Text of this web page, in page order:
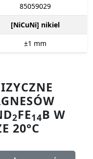
85059029
[NiCuNi] nikiel
±1 mm
2FE14B W
20°C